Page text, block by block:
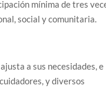
mínima de tres
social y comunitaria.
a sus necesidades, e
y diversos